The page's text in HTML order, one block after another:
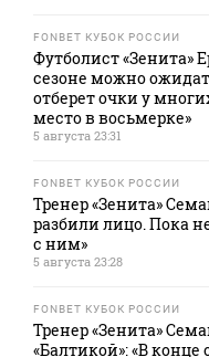
FONBET КУБОК РОССИИ
Футболист «Зенита»
сезоне можно
отберет очки у
место в восьмерке»
5 августа 23:31
FONBET КУБОК РОССИИ
Тренер «Зенита»
разбили лицо. Пока
с ним»
5 августа 23:28
FONBET КУБОК РОССИИ
Тренер «Зенита»
«Балтикой»: «В конце